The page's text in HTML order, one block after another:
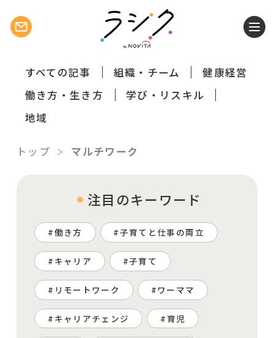
すべての記事 組織・チーム
健康経営
働き方・生き方
学び・リスキル
地域
トップ マルチワーク
注目のキーワード
働き方 子育てと仕事の両立
キャリア 子育て
リモートワーク ワーママ
キャリアチェンジ 育児